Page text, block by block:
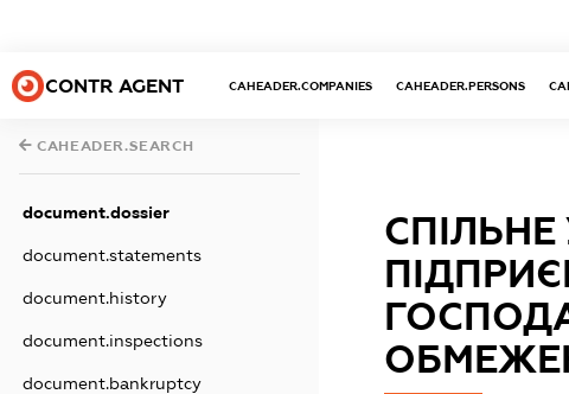
CONTR AGENT CAHEADER.COMPANIES CAHEADER.PERSONS
CAHEADER.SEARCH
document.dossier
document.statements
document.history
document.inspections
document.bankruptcy